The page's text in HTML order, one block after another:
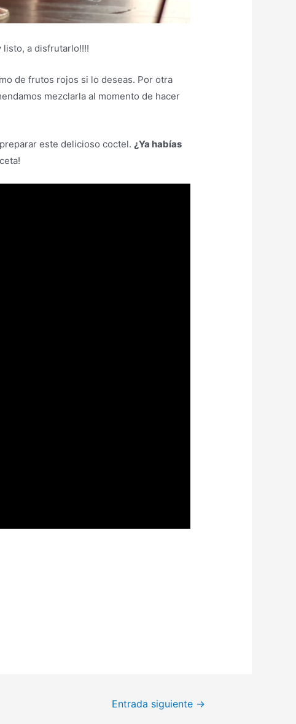
listo, a disfrutarlo!!!!
de frutos rojos si lo deseas. Por otra
mezclarla al momento de hacer
este delicioso coctel.¿Ya habías
Entrada siguiente →